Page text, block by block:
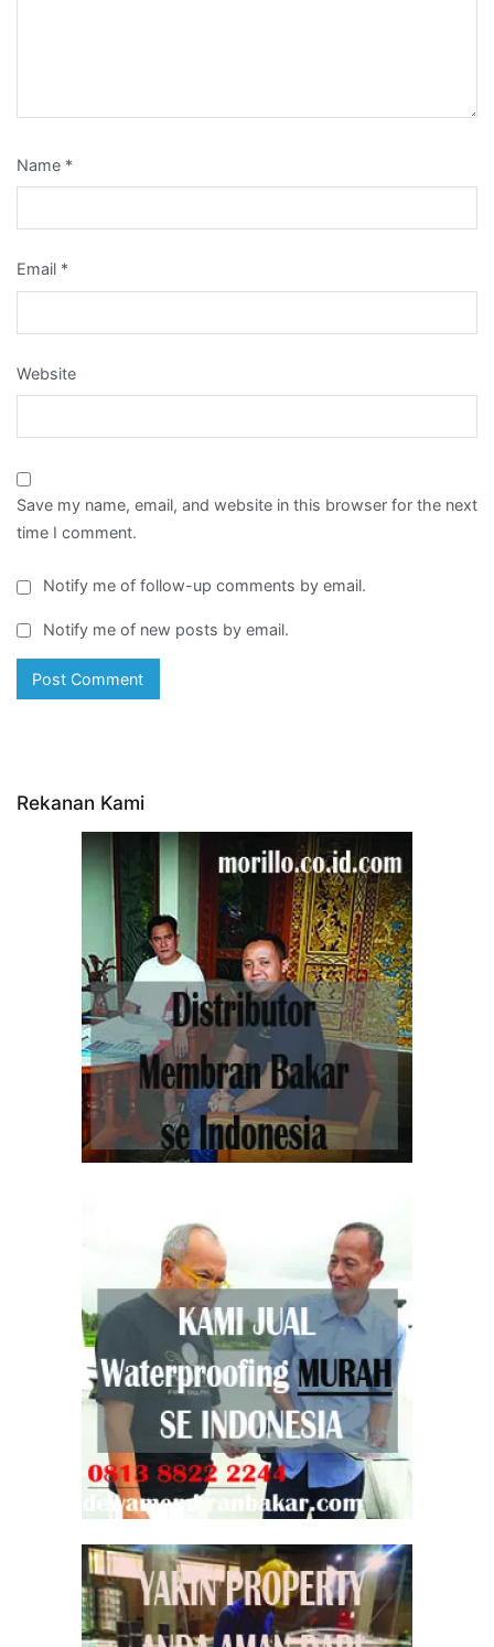
Name *
Email *
Website
Save my name, email, and website in this browser for the next
time I comment.
Notify me of follow-up comments by email.
Notify me of new posts by email.
Rekanan Kami